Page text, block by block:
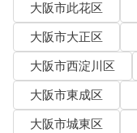
大阪市此花区
大阪市大正区
大阪市西淀川区
大阪市東成区
大阪市城東区